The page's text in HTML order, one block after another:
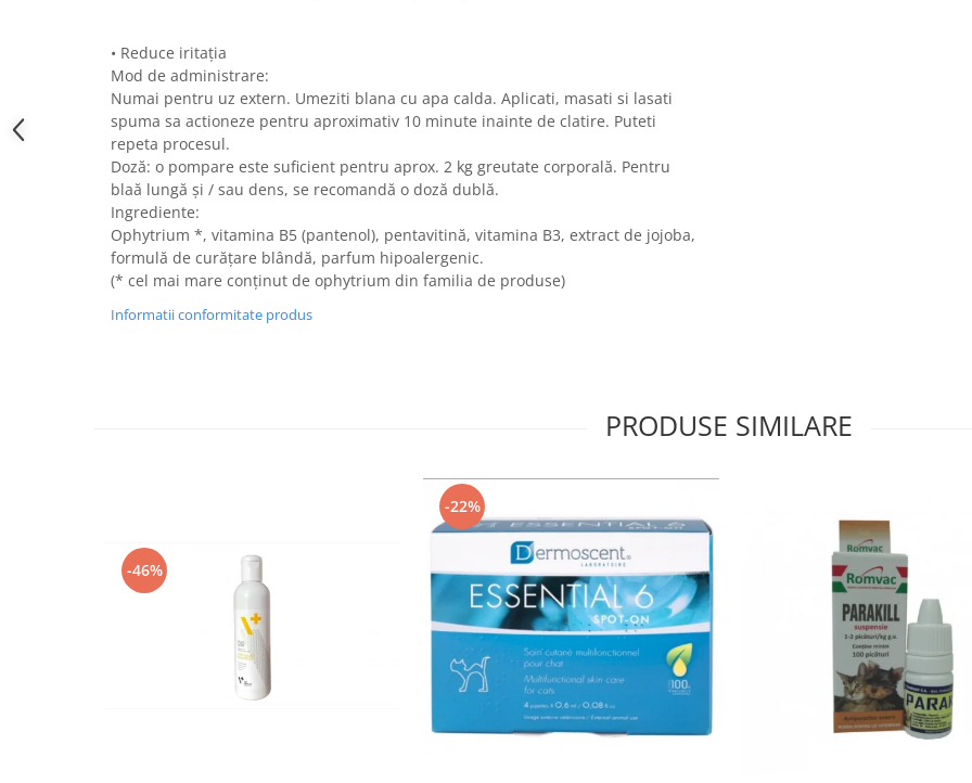
• Reduce iritația
Mod de administrare:
Numai pentru uz extern. Umeziti blana cu apa calda. Aplicati, masati si lasati
spuma sa actioneze pentru aproximativ 10 minute inainte de clatire. Puteti
repeta procesul.
Doză: o pompare este suficient pentru aprox. 2 kg greutate corporală. Pentru
blaă lungă și / sau dens, se recomandă o doză dublă.
Ingrediente:
Ophytrium *, vitamina B5 (pantenol), pentavitină, vitamina B3, extract de jojoba,
formulă de curățare blândă, parfum hipoalergenic.
(* cel mai mare conținut de ophytrium din familia de produse)
Informatii conformitate produs
PRODUSE SIMILARE
-46%
-22%